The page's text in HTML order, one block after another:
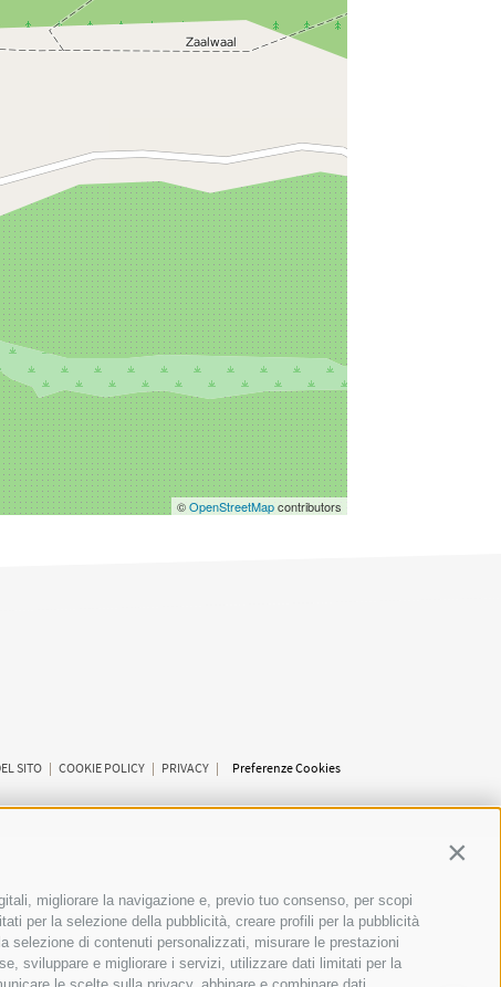
migliorare la navigazione e, previo tuo consenso, per scopi
per la selezione della pubblicità, creare profili per la pubblicità
selezione di contenuti personalizzati, misurare le prestazioni
sviluppare e migliorare i servizi, utilizzare dati limitati per la
©OpenStreetMapcontributors
SITO | COOKIE POLICY | PRIVACY | Preferenze Cookies
SCUOLE